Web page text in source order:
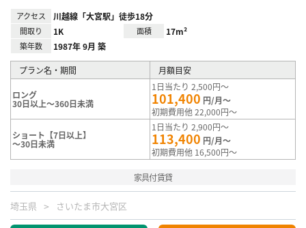
アクセス 川越線「大宮駅」徒歩18分
間取り 1K 面積 17m²
築年数 1987年 9月 築
プラン名・期間 月額目安
ロング
30日以上～360日未満
1日当たり 2,500円～
101,400 円/月～
初期費用他 22,000円～
ショート【7日以上】
～30日未満
1日当たり 2,900円～
113,400 円/月～
初期費用他 16,500円～
家具付賃貸
埼玉県 さいたま市大宮区